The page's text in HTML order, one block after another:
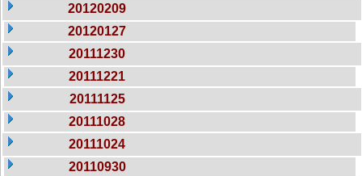
20120209
20120127
20111230
20111221
20111125
20111028
20111024
20110930